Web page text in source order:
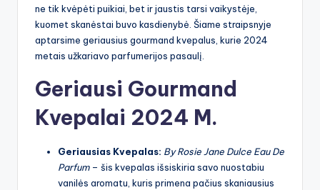
ne tik kvėpėti puikiai, bet ir jaustis tarsi vaikystėje,
kuomet skanėstai buvo kasdienybė. Šiame straipsnyje
aptarsime geriausius gourmand kvepalus, kurie 2024
metais užkariavo parfumerijos pasaulį.
Geriausi Gourmand
Kvepalai 2024 M.
Geriausias Kvepalas: By Rosie Jane Dulce Eau De
Parfum– šis kvepalas išsiskiria savo nuostabiu
vanilės aromatu, kuris primena pačius skaniausius